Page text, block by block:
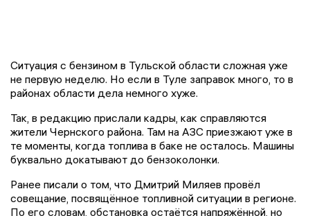
Ситуация с бензином в Тульской области сложная уже
не первую неделю. Но если в Туле заправок много, то в
районах области дела немного хуже.
Так, в редакцию прислали кадры, как справляются
жители Чернского района. Там на АЗС приезжают уже в
те моменты, когда топлива в баке не осталось. Машины
буквально докатывают до бензоколонки.
Ранее писали о том, что Дмитрий Миляев провёл
совещание, посвящённое топливной ситуации в регионе.
По его словам, обстановка остаётся напряжённой, но